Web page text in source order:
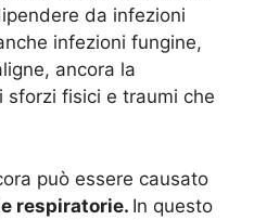
da infezioni
infezioni fungine,
ancora la
sforzi fisici e traumi che
può essere causato
respiratorie. In questo